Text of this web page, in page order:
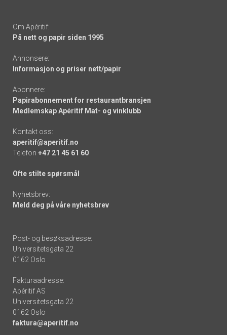
Om Apéritif:
På nett og papir siden 1995
Annonsere:
Informasjon og priser nett/papir
Abonnere:
Papirabonnement for restaurantbransjen
Medlemskap Apéritif Mat- og vinklubb
Kontakt oss:
aperitif@aperitif.no
Telefon +47 21 45 61 60
Ofte stilte spørsmål
Nyhetsbrev:
Meld deg på våre nyhetsbrev
Post- og besøksadresse:
Universitetsgata 22
0162 Oslo
Fakturaadresse:
Apéritif AS
Universitetsgata 22
0162 Oslo
faktura@aperitif.no